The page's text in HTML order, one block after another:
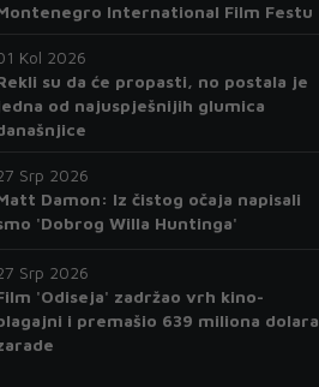
International Film Festu
Kol 2026
su da će propasti, no postala je
od najuspješnijih glumica
Srp 2026
Damon: Iz čistog očaja napisali
'Dobrog Willa Huntinga'
Srp 2026
'Odiseja' zadržao vrh kino-
i premašio 639 miliona dolara